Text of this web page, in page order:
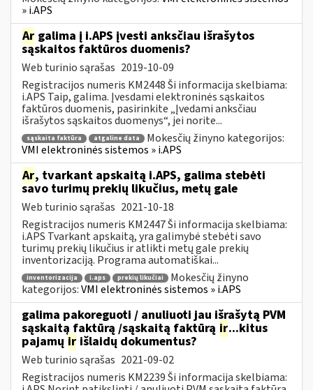
» i.APS
Ar galima į i.APS įvesti anksčiau išrašytos
sąskaitos faktūros duomenis?
Web turinio sąrašas 2019-10-09
Registracijos numeris KM2448 Ši informacija skelbiama:
i.APS Taip, galima. Įvesdami elektroninės sąskaitos
faktūros duomenis, pasirinkite „Įvedami anksčiau
išrašytos sąskaitos duomenys“, jei norite...
sąskaita faktūra atgaline data
Mokesčių žinyno kategorijos:
VMI elektroninės sistemos » i.APS
Ar, tvarkant apskaitą i.APS, galima stebėti
savo turimų prekių likučius, metų gale
Web turinio sąrašas 2021-10-18
Registracijos numeris KM2447 Ši informacija skelbiama:
i.APS Tvarkant apskaitą, yra galimybė stebėti savo
turimų prekių likučius ir atlikti metų gale prekių
inventorizaciją. Programa automatiškai...
inventorizacija i.aps prekių likučiai
Mokesčių žinyno
kategorijos:VMI elektroninės sistemos » i.APS
galima pakoreguoti / anuliuoti jau išrašytą PVM
sąskaitą faktūrą /sąskaitą faktūrą ir...kitus
pajamų ir išlaidų dokumentus?
Web turinio sąrašas 2021-09-02
Registracijos numeris KM2239 Ši informacija skelbiama: